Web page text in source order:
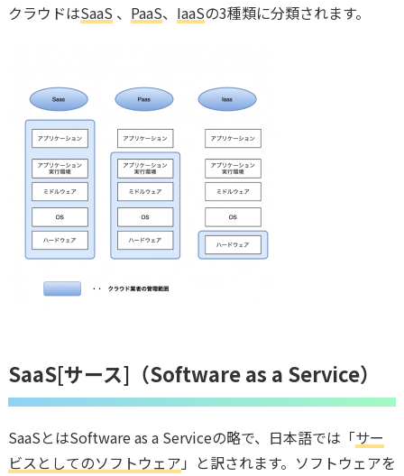
クラウドはSaaS 、 PaaS、 IaaSの3種類に分類されます。
SaaS[サース]（Software as a Service）
SaaSとはSoftware as a Serviceの略で、日本語では「サー
ビスとしてのソフトウェア 」と訳されます。ソフトウェアを